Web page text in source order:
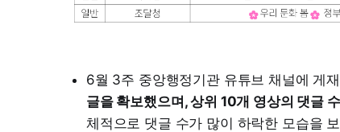
6월 3주 중앙행정기관 유튜브 채널에 게
글을 확보했으며, 상위 10개 영상의 댓글
체적으로 댓글 수가 많이 하락한 모습을